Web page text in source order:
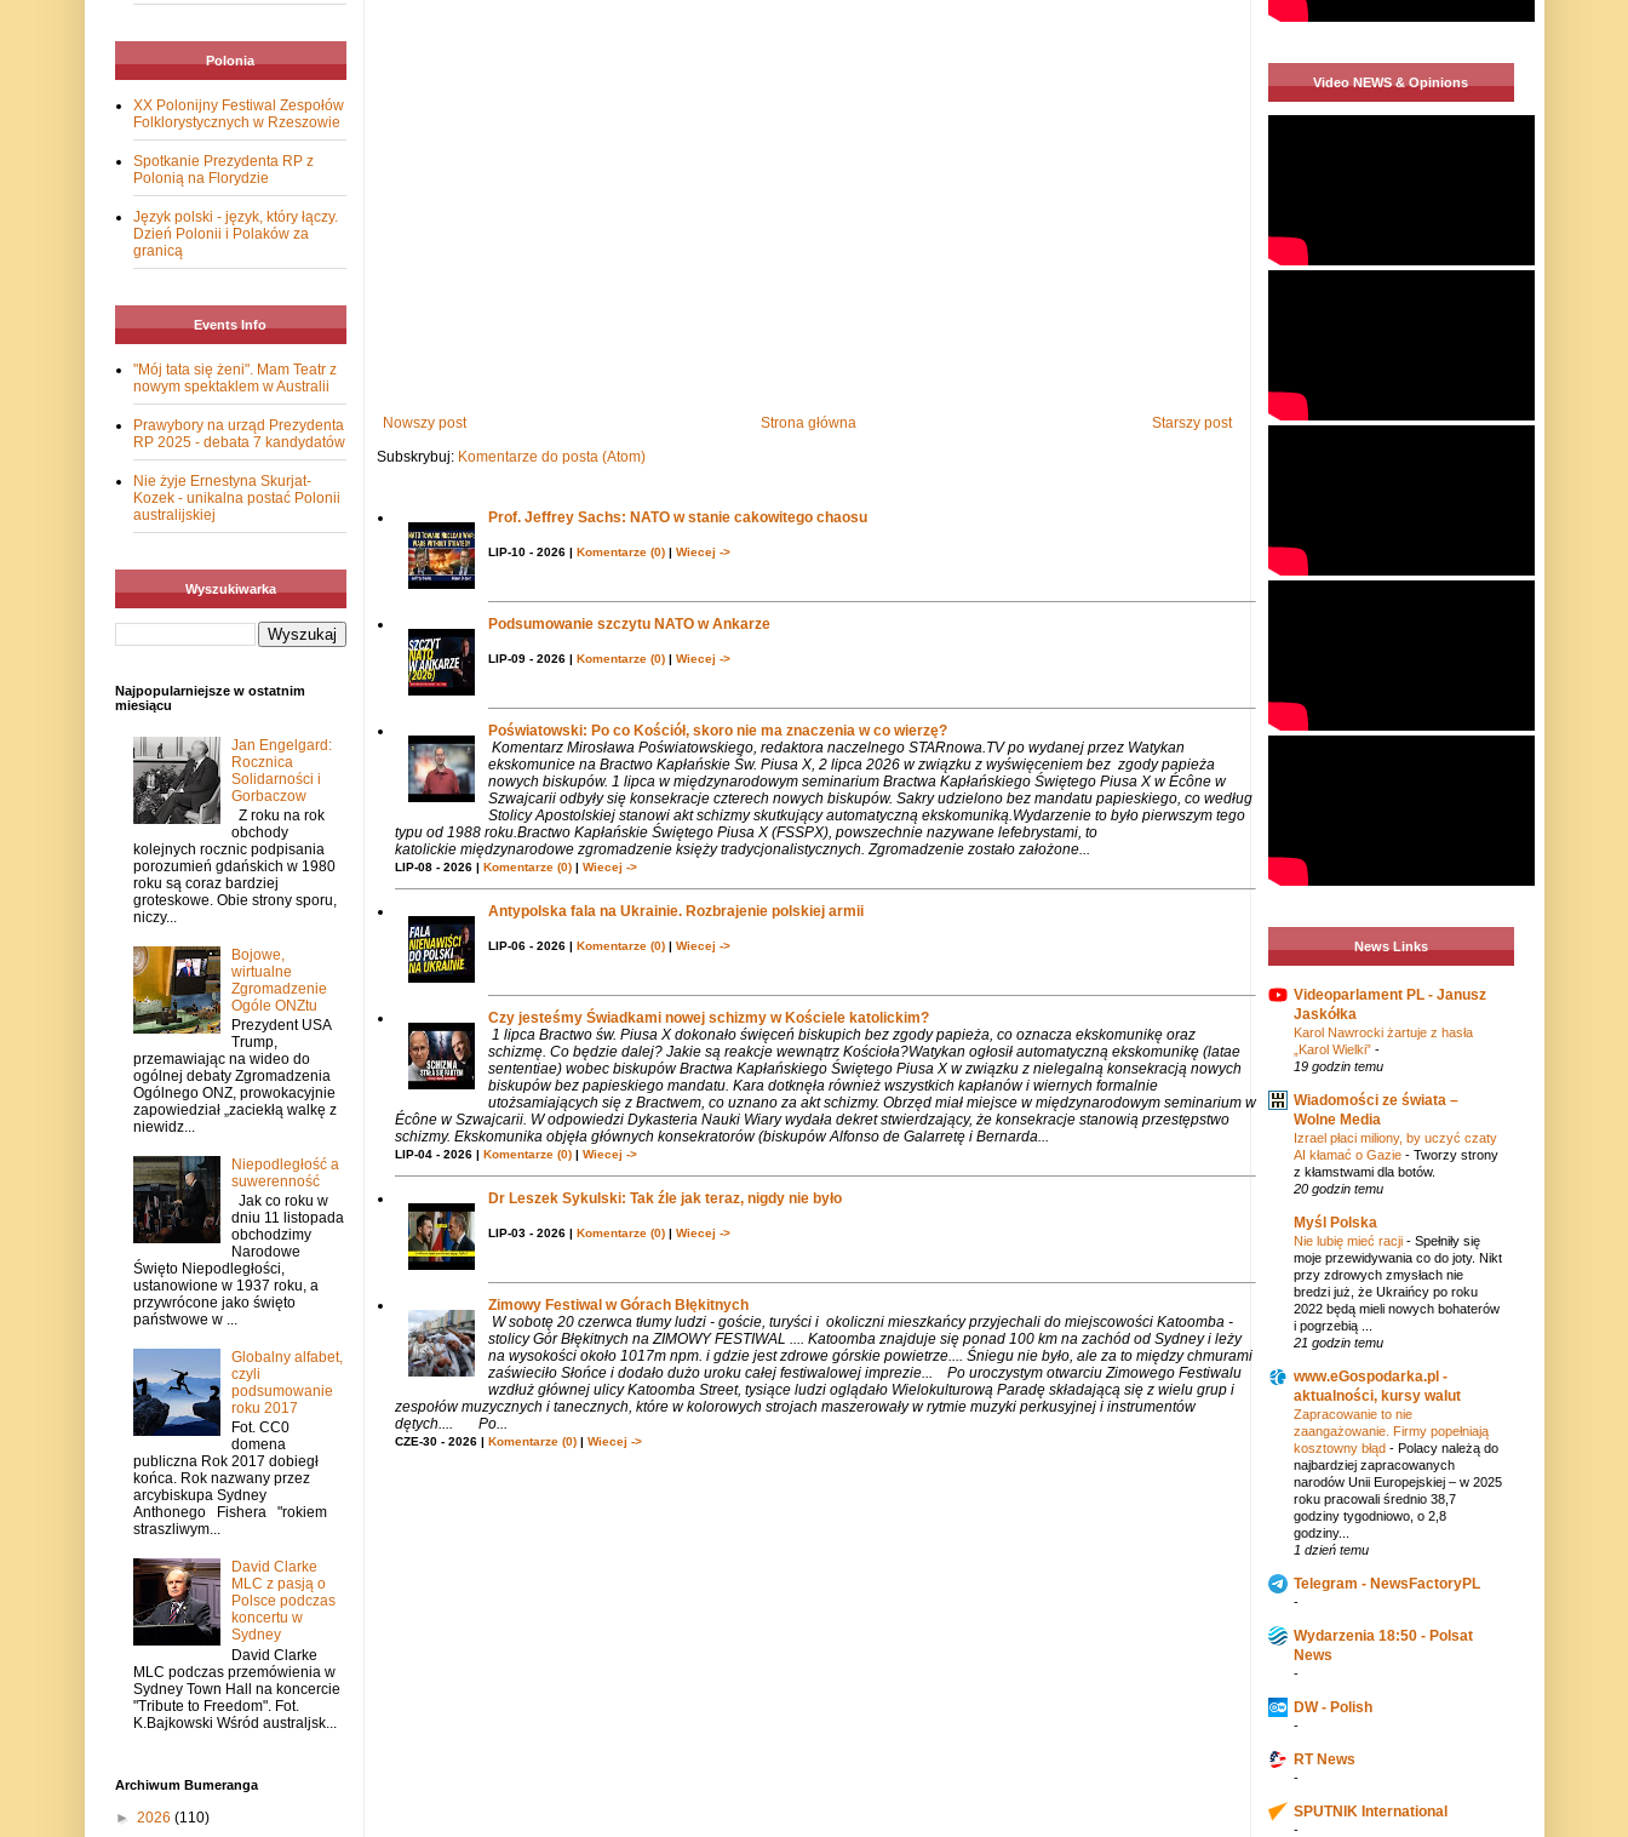
Nowszy post Starszy post
Strona główna
Subskrybuj: Komentarze do posta (Atom)
Prof. Jeffrey Sachs: NATO w stanie cakowitego chaosu
LIP-10 - 2026 | Komentarze (0)| Wiecej ->
Podsumowanie szczytu NATO w Ankarze
LIP-09 - 2026 | Komentarze (0)| Wiecej ->
Poświatowski: Po co Kościół, skoro nie ma znaczenia w co wierzę?
Komentarz Mirosława Poświatowskiego, redaktora naczelnego STARnowa.TV po wydanej przez Watykan
ekskomunice na Bractwo Kapłańskie Św. Piusa X, 2 lipca 2026 w związku z wyświęceniem bez zgody papieża
nowych biskupów. 1 lipca w międzynarodowym seminarium Bractwa Kapłańskiego Świętego Piusa X w Écône w
Szwajcarii odbyły się konsekracje czterech nowych biskupów. Sakry udzielono bez mandatu papieskiego, co według
Stolicy Apostolskiej stanowi akt schizmy skutkujący automatyczną ekskomuniką.Wydarzenie to było pierwszym tego
typu od 1988 roku.Bractwo Kapłańskie Świętego Piusa X (FSSPX), powszechnie nazywane lefebrystami, to
katolickie międzynarodowe zgromadzenie księży tradycjonalistycznych. Zgromadzenie zostało założone...
LIP-08 - 2026 | Komentarze (0)| Wiecej ->
Antypolska fala na Ukrainie. Rozbrajenie polskiej armii
LIP-06 - 2026 | Komentarze (0)| Wiecej ->
Czy jesteśmy Świadkami nowej schizmy w Kościele katolickim?
1 lipca Bractwo św. Piusa X dokonało święceń biskupich bez zgody papieża, co oznacza ekskomunikę oraz
schizmę. Co będzie dalej? Jakie są reakcje wewnątrz Kościoła?Watykan ogłosił automatyczną ekskomunikę (latae
sententiae) wobec biskupów Bractwa Kapłańskiego Świętego Piusa X w związku z nielegalną konsekracją nowych
biskupów bez papieskiego mandatu. Kara dotknęła również wszystkich kapłanów i wiernych formalnie
utożsamiających się z Bractwem, co uznano za akt schizmy. Obrzęd miał miejsce w międzynarodowym seminarium w
Écône w Szwajcarii. W odpowiedzi Dykasteria Nauki Wiary wydała dekret stwierdzający, że konsekracje stanowią przestępstwo
schizmy. Ekskomunika objęła głównych konsekratorów (biskupów Alfonso de Galarretę i Bernarda...
LIP-04 - 2026 | Komentarze (0)| Wiecej ->
Dr Leszek Sykulski: Tak źle jak teraz, nigdy nie było
LIP-03 - 2026 | Komentarze (0)| Wiecej ->
Zimowy Festiwal w Górach Błękitnych
W sobotę 20 czerwca tłumy ludzi - goście, turyści i okoliczni mieszkańcy przyjechali do miejscowości Katoomba -
stolicy Gór Błękitnych na ZIMOWY FESTIWAL .... Katoomba znajduje się ponad 100 km na zachód od Sydney i leży
na wysokości około 1017m npm. i gdzie jest zdrowe górskie powietrze.... Śniegu nie było, ale za to między chmurami
zaświeciło Słońce i dodało dużo uroku całej festiwalowej imprezie... Po uroczystym otwarciu Zimowego Festiwalu
wzdłuż głównej ulicy Katoomba Street, tysiące ludzi oglądało Wielokulturową Paradę składającą się z wielu grup i
zespołów muzycznych i tanecznych, które w kolorowych strojach maszerowały w rytmie muzyki perkusyjnej i instrumentów
dętych.... Po...
CZE-30 - 2026 | Komentarze (0)| Wiecej ->
Polonia
XX Polonijny Festiwal Zespołów
Folklorystycznych w Rzeszowie
Spotkanie Prezydenta RP z
Polonią na Florydzie
Język polski - język, który łączy.
Dzień Polonii i Polaków za
granicą
Events Info
"Mój tata się żeni". Mam Teatr z
nowym spektaklem w Australii
Prawybory na urząd Prezydenta
RP 2025 - debata 7 kandydatów
Nie żyje Ernestyna Skurjat-
Kozek - unikalna postać Polonii
australijskiej
Wyszukiwarka
Najpopularniejsze w ostatnim
miesiącu
Jan Engelgard:
Rocznica
Solidarności i
Gorbaczow
Z roku na rok
obchody
kolejnych rocznic podpisania
porozumień gdańskich w 1980
roku są coraz bardziej
groteskowe. Obie strony sporu,
niczy...
Bojowe,
wirtualne
Zgromadzenie
Ogóle ONZtu
Prezydent USA
Trump,
przemawiając na wideo do
ogólnej debaty Zgromadzenia
Ogólnego ONZ, prowokacyjnie
zapowiedział „zaciekłą walkę z
niewidz...
Niepodległość a
suwerenność
Jak co roku w
dniu 11 listopada
obchodzimy
Narodowe
Święto Niepodległości,
ustanowione w 1937 roku, a
przywrócone jako święto
państwowe w ...
Globalny alfabet,
czyli
podsumowanie
roku 2017
Fot. CC0
domena
publiczna Rok 2017 dobiegł
końca. Rok nazwany przez
arcybiskupa Sydney
Anthonego Fishera "rokiem
straszliwym...
David Clarke
MLC z pasją o
Polsce podczas
koncertu w
Sydney
David Clarke
MLC podczas przemówienia w
Sydney Town Hall na koncercie
"Tribute to Freedom". Fot.
K.Bajkowski Wśród australjsk...
Archiwum Bumeranga
► 2026 (110)
Video NEWS & Opinions
News Links
Videoparlament PL - Janusz
Jaskółka
Karol Nawrocki żartuje z hasła
„Karol Wielki” -
19 godzin temu
Wiadomości ze świata –
Wolne Media
Izrael płaci miliony, by uczyć czaty
AI kłamać o Gazie - Tworzy strony
z kłamstwami dla botów.
20 godzin temu
Myśl Polska
Nie lubię mieć racji - Spełniły się
moje przewidywania co do joty. Nikt
przy zdrowych zmysłach nie
bredzi już, że Ukraińcy po roku
2022 będą mieli nowych bohaterów
i pogrzebią ...
21 godzin temu
www.eGospodarka.pl -
aktualności, kursy walut
Zapracowanie to nie
zaangażowanie. Firmy popełniają
kosztowny błąd - Polacy należą do
najbardziej zapracowanych
narodów Unii Europejskiej – w 2025
roku pracowali średnio 38,7
godziny tygodniowo, o 2,8
godziny...
1 dzień temu
Telegram - NewsFactoryPL
-
Wydarzenia 18:50 - Polsat
News
-
DW - Polish
-
RT News
-
SPUTNIK International
-